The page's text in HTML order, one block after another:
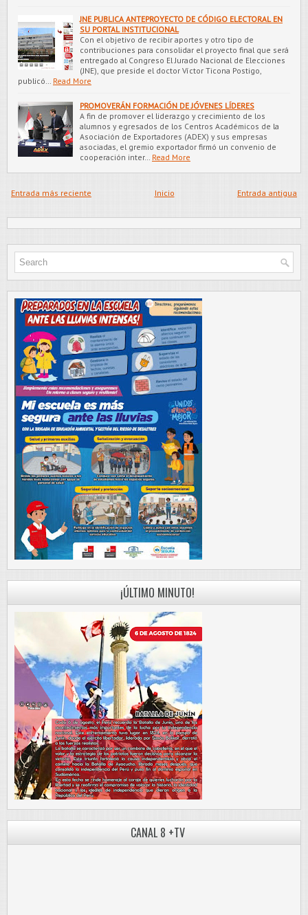
JNE PUBLICA ANTEPROYECTO DE CÓDIGO ELECTORAL EN
SU PORTAL INSTITUCIONAL
Con el objetivo de recibir aportes y otro tipo de
contribuciones para consolidar el proyecto final que será
entregado al Congreso El Jurado Nacional de Elecciones
(JNE), que preside el doctor Víctor Ticona Postigo,
publicó…
Read More
PROMOVERÁN FORMACIÓN DE JÓVENES LÍDERES
A fin de promover el liderazgo y crecimiento de los
alumnos y egresados de los Centros Académicos de la
Asociación de Exportadores (ADEX) y sus empresas
asociadas, el gremio exportador firmó un convenio de
cooperación inter…
Read More
Entrada más reciente Entrada antigua
Inicio
¡ÚLTIMO MINUTO!
CANAL 8 +TV